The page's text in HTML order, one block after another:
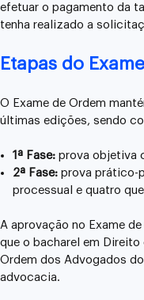
efetuar o pagamento da
tenha realizado a
Etapas do
O Exame de Ordem
últimas edições, sendo
1ª Fase: prova objetiva
2ª Fase: prova prático-
processual e quatro
A aprovação no Exame
que o bacharel em
Ordem dos Advogados
advocacia.